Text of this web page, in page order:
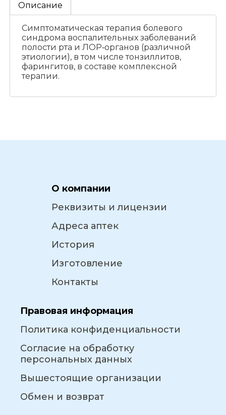
Описание
Симптоматическая терапия болевого
синдрома воспалительных заболеваний
полости рта и ЛОР‑органов (различной
этиологии), в том числе тонзиллитов,
фарингитов, в составе комплексной
терапии.
О компании
Реквизиты и лицензии
Адреса аптек
История
Изготовление
Контакты
Правовая информация
Политика конфиденциальности
Согласие на обработку
персональных данных
Вышестоящие организации
Обмен и возврат